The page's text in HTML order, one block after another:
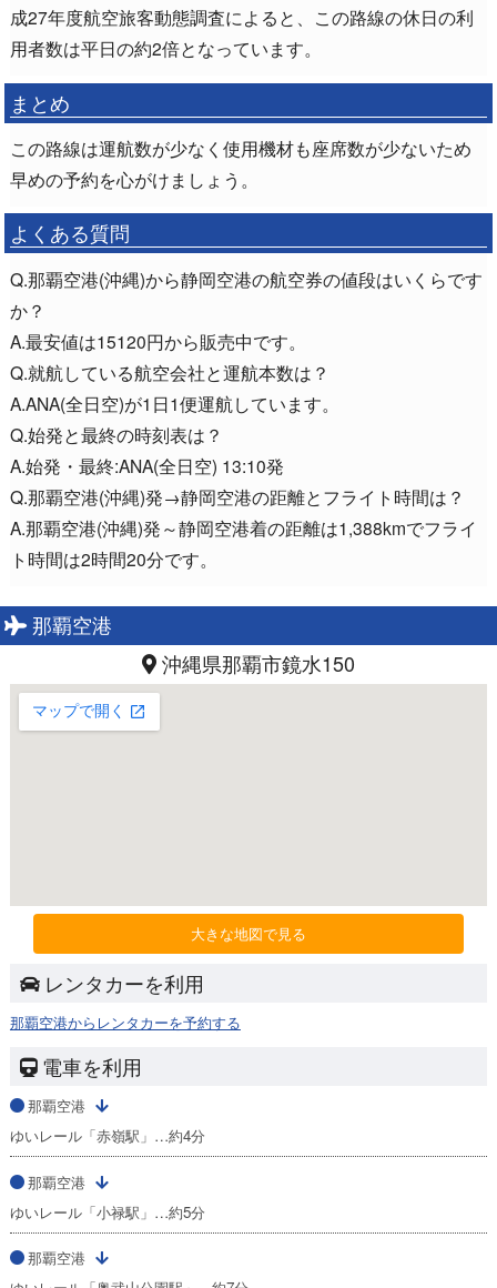
成27年度航空旅客動態調査によると、この路線の休日の利
用者数は平日の約2倍となっています。
まとめ
この路線は運航数が少なく使用機材も座席数が少ないため
早めの予約を心がけましょう。
よくある質問
Q.那覇空港(沖縄)から静岡空港の航空券の値段はいくらです
か？
A.最安値は15120円から販売中です。
Q.就航している航空会社と運航本数は？
A.ANA(全日空)が1日1便運航しています。
Q.始発と最終の時刻表は？
A.始発・最終:ANA(全日空) 13:10発
Q.那覇空港(沖縄)発→静岡空港の距離とフライト時間は？
A.那覇空港(沖縄)発～静岡空港着の距離は1,388kmでフライ
ト時間は2時間20分です。
那覇空港
沖縄県那覇市鏡水150
大きな地図で見る
レンタカーを利用
那覇空港からレンタカーを予約する
電車を利用
那覇空港
ゆいレール「赤嶺駅」…約4分
那覇空港
ゆいレール「小禄駅」…約5分
那覇空港